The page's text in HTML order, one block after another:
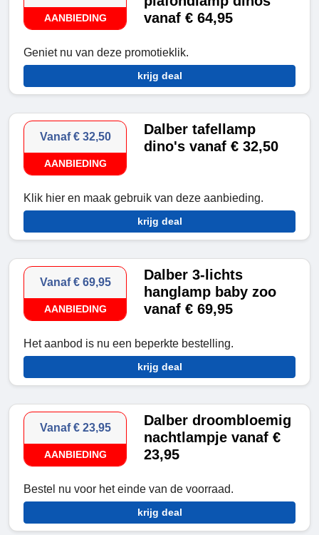
AANBIEDING
vanaf € 64,95
Geniet nu van deze promotieklik.
krijg deal
Vanaf € 32,50
AANBIEDING
Dalber tafellamp
dino's vanaf € 32,50
Klik hier en maak gebruik van deze aanbieding.
krijg deal
Vanaf € 69,95
AANBIEDING
Dalber 3-lichts
hanglamp baby zoo
vanaf € 69,95
Het aanbod is nu een beperkte bestelling.
krijg deal
Vanaf € 23,95
AANBIEDING
Dalber droombloemig
nachtlampje vanaf €
23,95
Bestel nu voor het einde van de voorraad.
krijg deal